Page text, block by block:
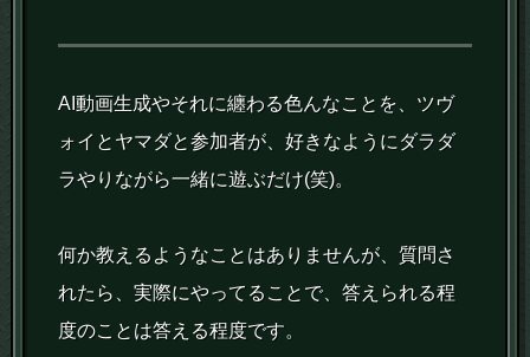
AI動画生成やそれに纏わる色んなことを、ツヴ
ォイとヤマダと参加者が、好きなようにダラダ
ラやりながら一緒に遊ぶだけ(笑)。
何か教えるようなことはありませんが、質問さ
れたら、実際にやってることで、答えられる程
度のことは答える程度です。